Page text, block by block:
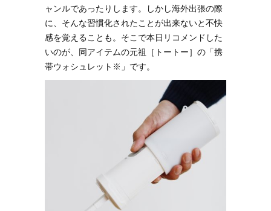
ャンルであったりします。しかし海外出張の際
に、そんな習慣化されたことが出来ないと不快
感を覚えることも。そこで本日リコメンドした
いのが、同アイテムの元祖［トートー］の「携
帯ウォシュレット※」です。